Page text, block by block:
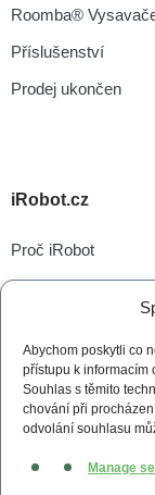
Abychom poskytli co
přístupu k informacím
Souhlas s těmito
chování při
odvolání souhlasu
Manage
Roomba®
Příslušenství
Prodej ukončen
iRobot.cz
Proč iRobot
iRobot OS
Technologie
Novinky
Tiskové zprávy
Kontakt